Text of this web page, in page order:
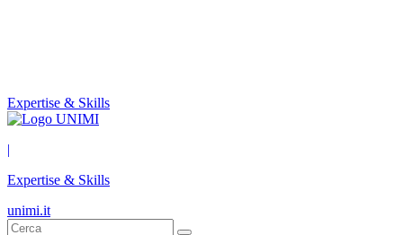
Expertise & Skills
|
Expertise & Skills
unimi.it